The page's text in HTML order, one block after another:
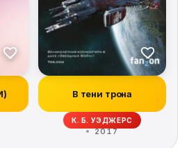
В тени трона
К. Б. УЭДЖЕРС
2017